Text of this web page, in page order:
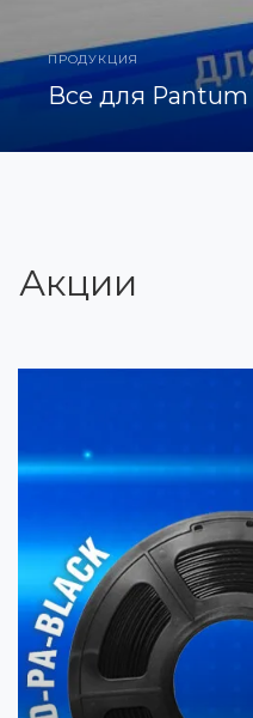
ПРОДУКЦИЯ
Все для Pantum
Акции